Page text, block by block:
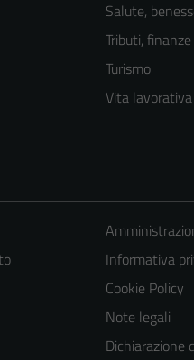
Salute,
Tributi,
Turismo
Vita lavorativa
Informativa
Cookie Policy
Note legali
Dichiarazione